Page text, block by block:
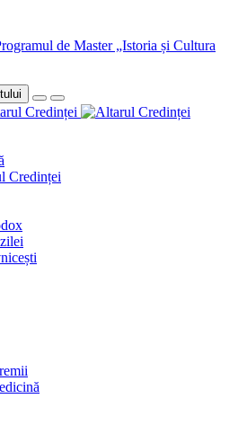
de Master „Istoria și Cultura
Credinței